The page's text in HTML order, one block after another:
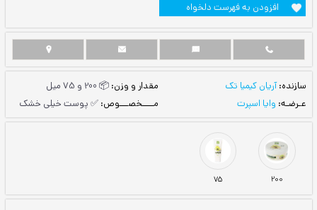
دلخواه